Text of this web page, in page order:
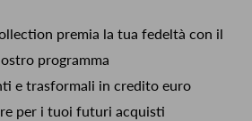
premia la tua fedeltà con il
programma
e trasformali in credito euro
per i tuoi futuri acquisti